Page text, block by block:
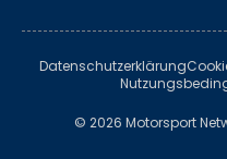
Datenschutzerklärung
© 2026 Motorsport